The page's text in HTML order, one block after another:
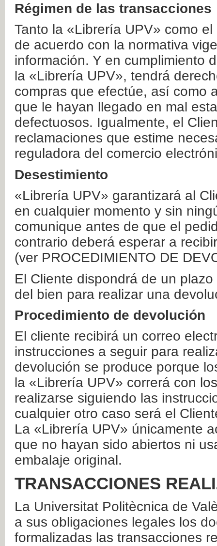
Régimen de las transacciones
Tanto la «Librería UPV» como
de acuerdo con la normativa
información. Y en cumplimiento
la «Librería UPV», tendrá
compras que efectúe, así como
que le hayan llegado en mal
defectuosos. Igualmente, el
reclamaciones que estime
reguladora del comercio
Desestimiento
«Librería UPV» garantizará al
en cualquier momento y sin
comunique antes de que el
contrario deberá esperar a
(ver PROCEDIMIENTO DE
El Cliente dispondrá de un
del bien para realizar una
Procedimiento de devolución
El cliente recibirá un correo
instrucciones a seguir para
devolución se produce porque
la «Librería UPV» correrá con
realizarse siguiendo las
cualquier otro caso será el
La «Librería UPV» únicamente
que no hayan sido abiertos ni
embalaje original.
TRANSACCIONES
La Universitat Politècnica de
a sus obligaciones legales los
formalizadas las transacciones